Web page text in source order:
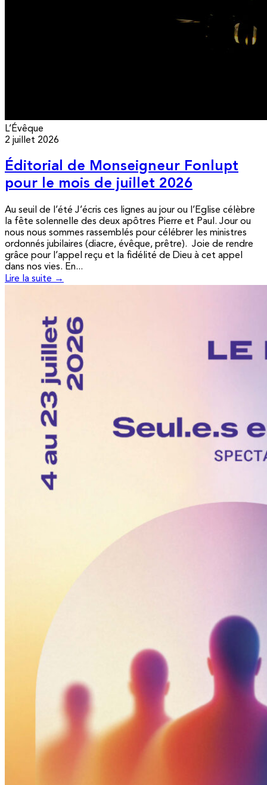
L’Évêque
2 juillet 2026
Éditorial de Monseigneur Fonlupt
pour le mois de juillet 2026
Au seuil de l’été J’écris ces lignes au jour ou l’Eglise célèbre
la fête solennelle des deux apôtres Pierre et Paul. Jour ou
nous nous sommes rassemblés pour célébrer les ministres
ordonnés jubilaires (diacre, évêque, prêtre). Joie de rendre
grâce pour l’appel reçu et la fidélité de Dieu à cet appel
dans nos vies. En...
Lire la suite →